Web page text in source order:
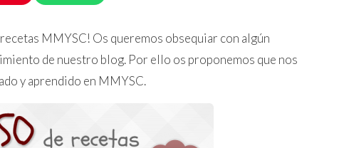
MMYSC! Os queremos obsequiar con algún
de nuestro blog. Por ello os proponemos que nos
y aprendido en MMYSC.